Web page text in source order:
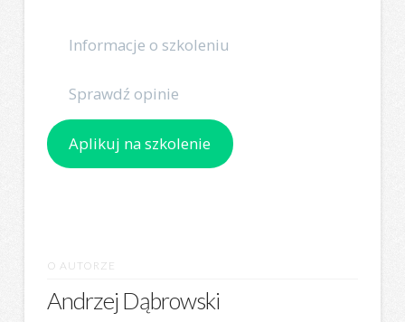
Informacje o szkoleniu
Sprawdź opinie
Aplikuj na szkolenie
O AUTORZE
Andrzej Dąbrowski